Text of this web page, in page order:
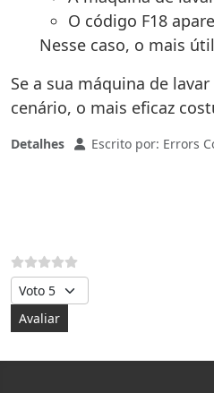
O código F18
Nesse caso, o mais
Se a sua máquina de
cenário, o mais eficaz
Detalhes Escrito por: Errors
Avalie, por favor